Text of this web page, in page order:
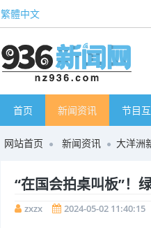
繁體中文
首页 新闻资讯 节目
网站首页 新闻资讯 大洋洲
“在国会拍桌叫板”！
zxzx 2024-05-02 11:40:15